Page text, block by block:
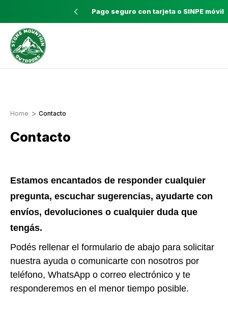
mayores a $60 Pago seguro con tarjeta o SINPE móvil
Home Contacto
Contacto
Estamos encantados de responder cualquier
pregunta, escuchar sugerencias, ayudarte con
envíos, devoluciones o cualquier duda que
tengás.
Podés rellenar el formulario de abajo para solicitar
nuestra ayuda o comunicarte con nosotros por
teléfono, WhatsApp o correo electrónico y te
responderemos en el menor tiempo posible.